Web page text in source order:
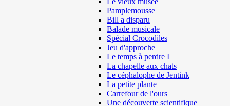
Pamplemousse
Bill a disparu
Balade musicale
Spécial Crocodiles
Jeu d'approche
Le temps à perdre I
La chapelle aux chats
Le céphalophe de Jentink
La petite plante
Carrefour de l'ours
Une découverte scientifique